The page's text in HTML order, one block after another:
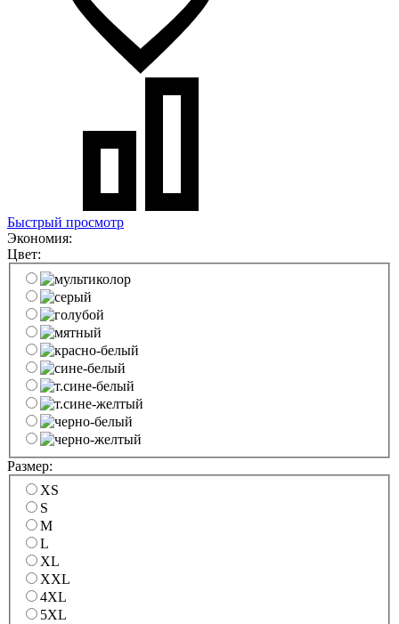
Быстрый просмотр
Экономия:
Цвет:
Размер:
XS
S
M
L
XL
XXL
4XL
5XL